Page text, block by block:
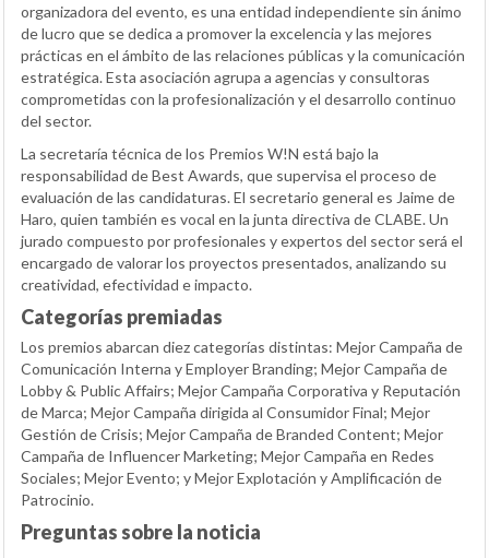
organizadora del evento, es una entidad independiente sin ánimo
de lucro que se dedica a promover la excelencia y las mejores
prácticas en el ámbito de las relaciones públicas y la comunicación
estratégica. Esta asociación agrupa a agencias y consultoras
comprometidas con la profesionalización y el desarrollo continuo
del sector.
La secretaría técnica de los Premios W!N está bajo la
responsabilidad de Best Awards, que supervisa el proceso de
evaluación de las candidaturas. El secretario general es Jaime de
Haro, quien también es vocal en la junta directiva de CLABE. Un
jurado compuesto por profesionales y expertos del sector será el
encargado de valorar los proyectos presentados, analizando su
creatividad, efectividad e impacto.
Categorías premiadas
Los premios abarcan diez categorías distintas: Mejor Campaña de
Comunicación Interna y Employer Branding; Mejor Campaña de
Lobby & Public Affairs; Mejor Campaña Corporativa y Reputación
de Marca; Mejor Campaña dirigida al Consumidor Final; Mejor
Gestión de Crisis; Mejor Campaña de Branded Content; Mejor
Campaña de Influencer Marketing; Mejor Campaña en Redes
Sociales; Mejor Evento; y Mejor Explotación y Amplificación de
Patrocinio.
Preguntas sobre la noticia